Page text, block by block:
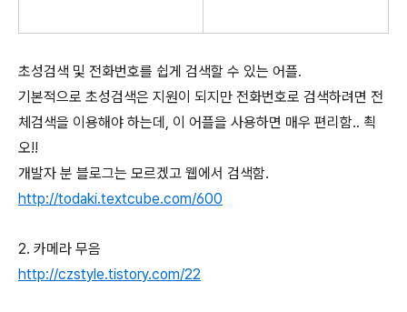
초성검색 및 전화번호를 쉽게 검색할 수 있는 어플.
기본적으로 초성검색은 지원이 되지만 전화번호로 검색하려면 전
체검색을 이용해야 하는데, 이 어플을 사용하면 매우 편리함.. 쵝
오!!
개발자 분 블로그는 모르겠고 웹에서 검색함.
http://todaki.textcube.com/600
2. 카메라 무음
http://czstyle.tistory.com/22